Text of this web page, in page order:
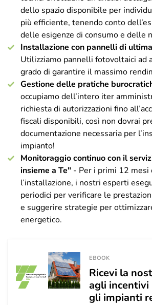
dello spazio disponibile per
più efficiente, tenendo conto
delle esigenze di consumo e delle
Installazione con pannelli di
Utilizziamo pannelli fotovoltaici ad
grado di garantire il massimo
Gestione delle pratiche
occupiamo dell’intero iter
richiesta di autorizzazioni fino
fiscali disponibili, così non dovrai
documentazione necessaria per
impianto!
Monitoraggio continuo con il
insieme a Te" - Per i primi 12 mesi
l’installazione, i nostri esperti
periodici per verificare le
e suggerire strategie per
energetico.
EBOOK
Ricevi la
agli
gli impianti